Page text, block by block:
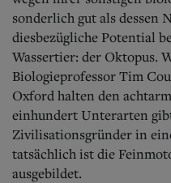
sonderlich gut als dessen
diesbezügliche Potential
Wassertier: der Oktopus.
Biologieprofessor Tim
Oxford halten den
einhundert Unterarten
Zivilisationsgründer in
tatsächlich ist die
ausgebildet.